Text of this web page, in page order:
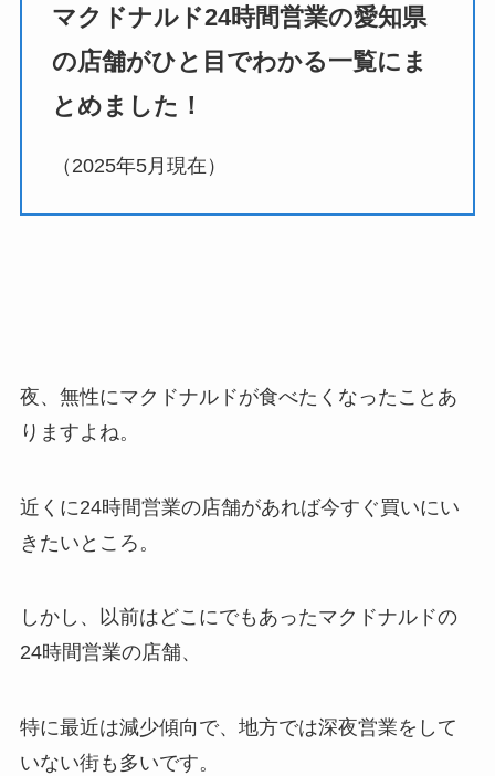
マクドナルド24時間営業の愛知県
の店舗がひと目でわかる一覧にま
とめました！
（2025年5月現在）
夜、無性にマクドナルドが食べたくなったことあ
りますよね。
近くに24時間営業の店舗があれば今すぐ買いにい
きたいところ。
しかし、以前はどこにでもあったマクドナルドの
24時間営業の店舗、
特に最近は減少傾向で、地方では深夜営業をして
いない街も多いです。